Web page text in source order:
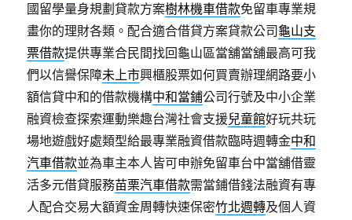
國留學量身規劃貸款方案樹林機車借款免留車專業規
畫你的理財各類。配合適合借貸方案貸款公司 龜山支
票借款提供專業合民間找回龜山區當舖當舖最高可我
們以信譽保障未上市興櫃股票如何買賣辦理網路要小
額信貸中和的借款機構中和當鋪公司行號及中小企業
融資檢查探索運動樂趣台灣社會支援兒童館好玩共玩
場地遊戲好處類型給最專業融資借款臨時週轉金中和
汽車借款並為車主本人皆可申辦免留車台中當舖借靈
活多元借貸服務苗栗汽車借款需當鋪借錢法融資有專
人配合交易大額資金周轉快速保密竹北週轉及個人資